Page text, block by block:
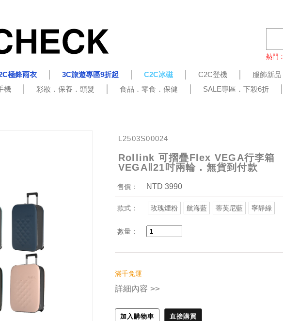
熱門：
極鋒雨衣 3C旅遊專區9折起 C2C冰磁 C2C登機 服飾新品
機
彩妝．保養．頭髮 食品．零食．保健 SALE專區．下殺6折
L2503S00024
Rollink 可摺疊Flex VEGA行李箱
VEGAⅡ21吋兩輪．無貨到付款
售價： NTD 3990
款式： 玫瑰煙粉 航海藍 蒂芙尼藍 寧靜綠
數量：
滿千免運
詳細內容 >>
加入購物車 直接購買